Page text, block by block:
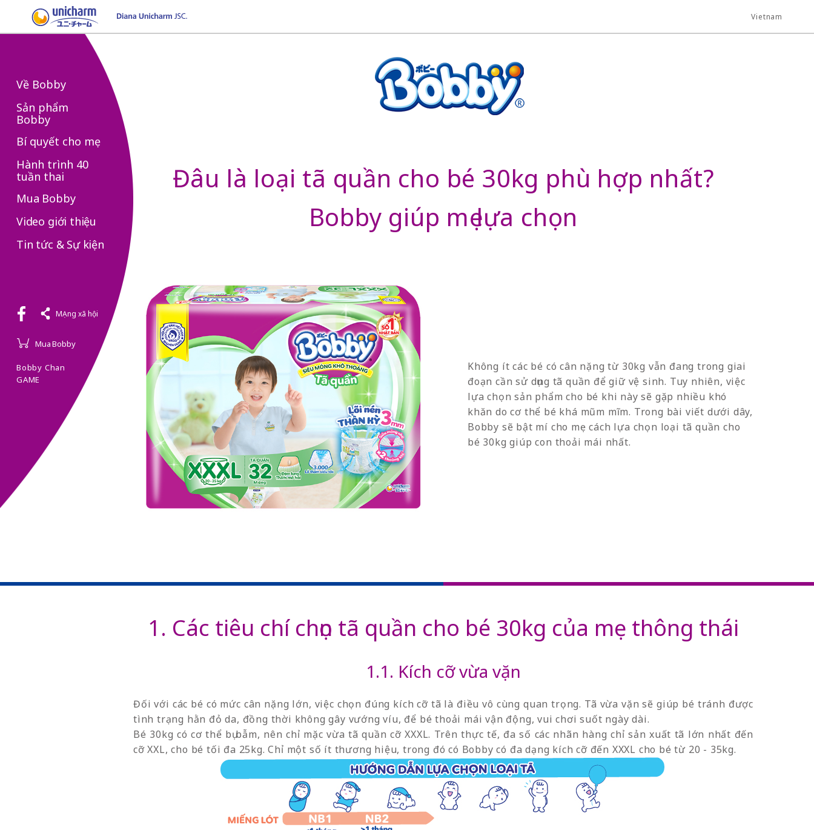
Vietnam
Về Bobby
Sản phẩm
Bobby
Bí quyết cho mẹ
Hành trình 40
tuần thai
Mua Bobby
Video giới thiệu
Tin tức & Sự kiện
MẠng xã hội
Mua Bobby
Bobby Chan
GAME
Đâu là loại tã quần cho bé 30kg phù hợp nhất?
Bobby giúp mẹ lựa chọn
Không ít các bé có cân nặng từ 30kg vẫn đang trong giai
đoạn cần sử dụng tã quần để giữ vệ sinh. Tuy nhiên, việc
lựa chọn sản phẩm cho bé khi này sẽ gặp nhiều khó
khăn do cơ thể bé khá mũm mĩm. Trong bài viết dưới dây,
Bobby sẽ bật mí cho mẹ cách lựa chọn loại tã quần cho
bé 30kg giúp con thoải mái nhất.
1. Các tiêu chí chọn tã quần cho bé 30kg của mẹ thông thái
1.1. Kích cỡ vừa vặn
Đối với các bé có mức cân nặng lớn, việc chọn đúng kích cỡ tã là điều vô cùng quan trọng. Tã vừa vặn sẽ giúp bé tránh được
tình trạng hằn đỏ da, đồng thời không gây vướng víu, để bé thoải mái vận động, vui chơi suốt ngày dài.
Bé 30kg có cơ thể bụ bẫm, nên chỉ mặc vừa tã quần cỡ XXXL. Trên thực tế, đa số các nhãn hàng chỉ sản xuất tã lớn nhất đến
cỡ XXL, cho bé tối đa 25kg. Chỉ một số ít thương hiệu, trong đó có Bobby có đa dạng kích cỡ đến XXXL cho bé từ 20 - 35kg.